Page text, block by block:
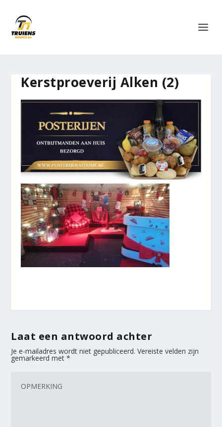
Kerstproeverij Alken (2)
Laat een antwoord achter
Je e-mailadres wordt niet gepubliceerd. Vereiste velden zijn
gemarkeerd met*